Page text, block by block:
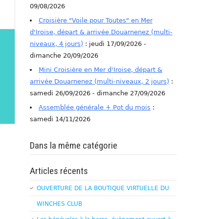
09/08/2026
Croisière "Voile pour Toutes" en Mer
d'Iroise, départ & arrivée Douarnenez (multi-
niveaux, 4 jours) : jeudi 17/09/2026 -
dimanche 20/09/2026
Mini Croisière en Mer d'Iroise, départ &
arrivée Douarnenez (multi-niveaux, 2 jours) :
samedi 26/09/2026 - dimanche 27/09/2026
Assemblée générale + Pot du mois :
samedi 14/11/2026
Dans la même catégorie
Articles récents
OUVERTURE DE LA BOUTIQUE VIRTUELLE DU
WINCHES CLUB